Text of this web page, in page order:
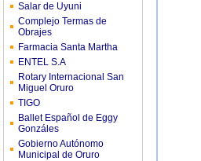
Salar de Uyuni
Complejo Termas de
Obrajes
Farmacia Santa Martha
ENTEL S.A
Rotary Internacional San
Miguel Oruro
TIGO
Ballet Español de Eggy
Gonzáles
Gobierno Autónomo
Municipal de Oruro